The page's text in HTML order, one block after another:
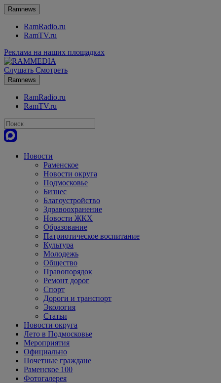
Ramnews
RamRadio.ru
RamTV.ru
Реклама на наших площадках
Слушать Смотреть
Ramnews
RamRadio.ru
RamTV.ru
Новости
Раменское
Новости округа
Подмосковье
Бизнес
Благоустройство
Здравоохранение
Новости ЖКХ
Образование
Патриотическое воспитание
Культура
Молодежь
Общество
Правопорядок
Ремонт дорог
Спорт
Дороги и транспорт
Экология
Статьи
Новости округа
Лето в Подмосковье
Мероприятия
Официально
Почетные граждане
Раменское 100
Фотогалерея